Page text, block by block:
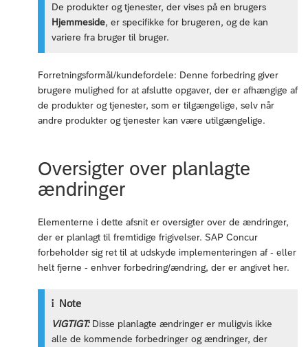
De produkter og tjenester, der vises på en brugers
Hjemmeside, er specifikke for brugeren, og de kan
variere fra bruger til bruger.
Forretningsformål/kundefordele: Denne forbedring giver
brugere mulighed for at afslutte opgaver, der er afhængige af
de produkter og tjenester, som er tilgængelige, selv når
andre produkter og tjenester kan være utilgængelige.
Oversigter over planlagte
ændringer
Elementerne i dette afsnit er oversigter over de ændringer,
der er planlagt til fremtidige frigivelser. SAP Concur
forbeholder sig ret til at udskyde implementeringen af - eller
helt fjerne - enhver forbedring/ændring, der er angivet her.
Note
VIGTIGT:Disse planlagte ændringer er muligvis ikke
alle de kommende forbedringer og ændringer, der